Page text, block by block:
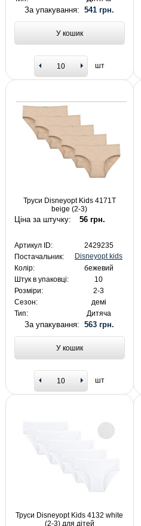
За упакування:541 грн.
У кошик
шт
Труси Disneyopt Kids 4171T
beige (2-3)
Ціна за штучку: 56 грн.
Артикул ID:
2429235
Постачальник:
Disneyopt kids
Колір:
бежевий
Штук в упаковці:
10
Розміри:
2-3
Сезон:
демі
Тип:
Дитяча
За упакування:563 грн.
У кошик
шт
Труси Disneyopt Kids 4132 white
(2-3) для дітей